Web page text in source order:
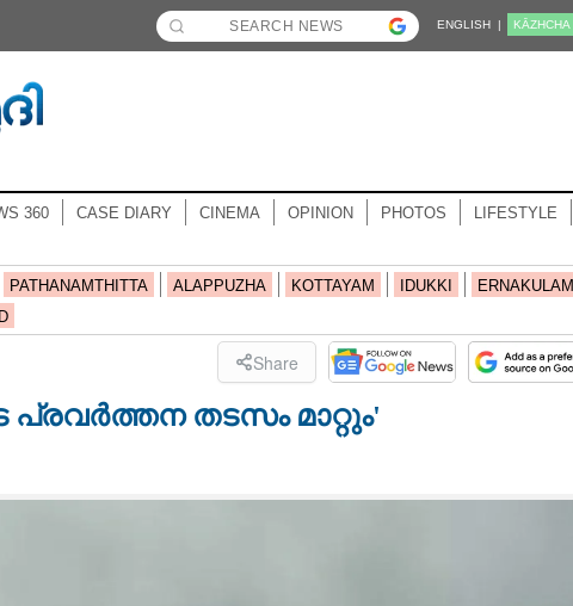
ENGLISH | KĀZHCHA
360 CASE DIARY CINEMA OPINION PHOTOS LIFESTYLE
PATHANAMTHITTA ALAPPUZHA KOTTAYAM IDUKKI ERNAKULAM
Share
പ്രവർത്തന തടസം മാറ്റും'